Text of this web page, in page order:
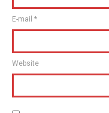
E-mail *
Website